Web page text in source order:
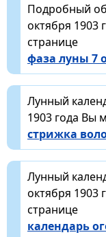
Подробный
октября 1903
странице
фаза луны 7
Лунный
1903 года Вы
стрижка
Лунный
октября 1903
странице
календарь